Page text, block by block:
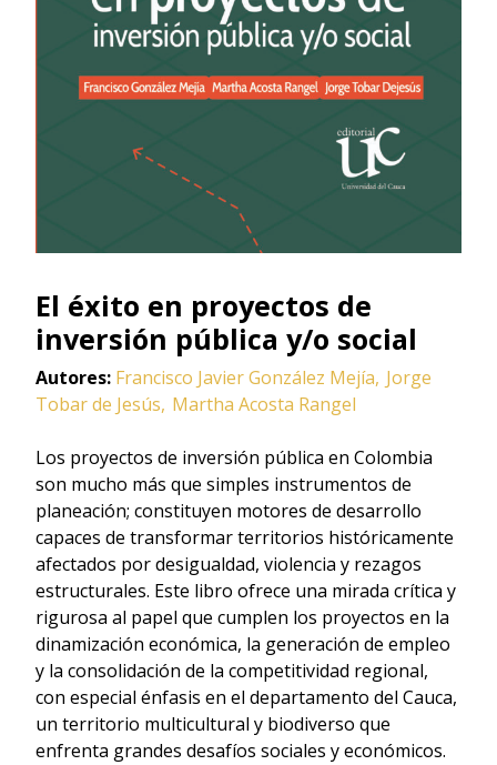
El éxito en proyectos de
inversión pública y/o social
Autores: Francisco Javier González Mejía Jorge
Tobar de Jesús Martha Acosta Rangel
Los proyectos de inversión pública en Colombia
son mucho más que simples instrumentos de
planeación; constituyen motores de desarrollo
capaces de transformar territorios históricamente
afectados por desigualdad, violencia y rezagos
estructurales. Este libro ofrece una mirada crítica y
rigurosa al papel que cumplen los proyectos en la
dinamización económica, la generación de empleo
y la consolidación de la competitividad regional,
con especial énfasis en el departamento del Cauca,
un territorio multicultural y biodiverso que
enfrenta grandes desafíos sociales y económicos.